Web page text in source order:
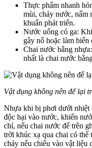
Thực phẩm nhanh
mùi, chảy nước, nấm
khuẩn phát triển.
Nước uống có ga:
gây nổ hoặc làm biến
Chai nước bằng
nhất là chai nước
Vật dụng không nên để lại
Nhựa khi bị phơi dưới nhiệt
độc hại vào nước, khiến
chí, nếu chai nước để trên
trời khúc xạ qua chai có
cháy nếu chiếu vào vật liệu